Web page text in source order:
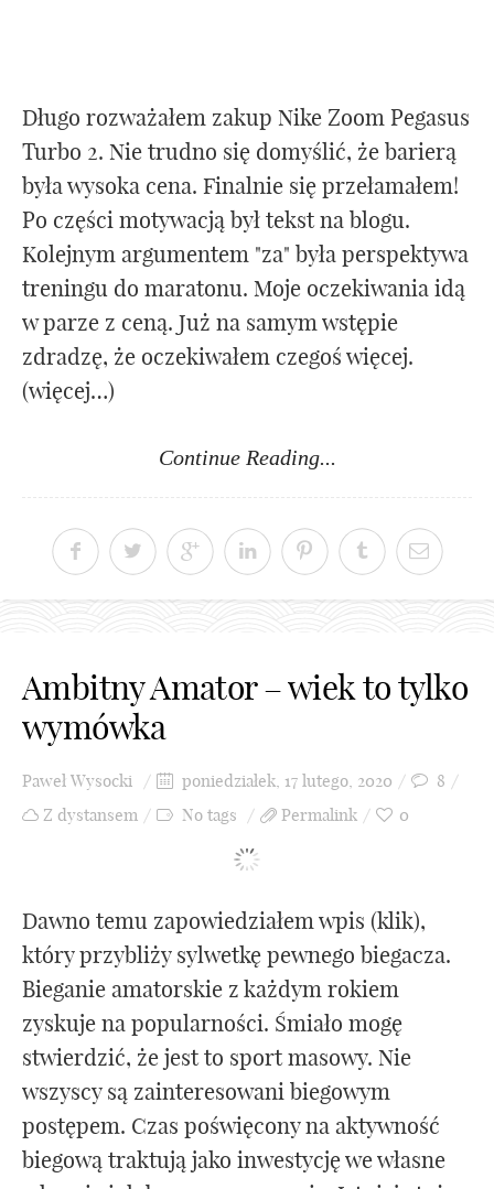
Newsletter
Współpraca
Trener biegania
Długo rozważałem zakup Nike Zoom Pegasus
Turbo 2. Nie trudno się domyślić, że barierą
była wysoka cena. Finalnie się przełamałem!
Po części motywacją był tekst na blogu.
Kolejnym argumentem "za" była perspektywa
treningu do maratonu. Moje oczekiwania idą
w parze z ceną. Już na samym wstępie
zdradzę, że oczekiwałem czegoś więcej.
(więcej…)
Continue Reading...
Ambitny Amator – wiek to tylko
wymówka
Paweł Wysocki poniedziałek, 17 lutego, 2020
8
Z dystansem
No tags Permalink 0
Dawno temu zapowiedziałem wpis (klik),
który przybliży sylwetkę pewnego biegacza.
Bieganie amatorskie z każdym rokiem
zyskuje na popularności. Śmiało mogę
stwierdzić, że jest to sport masowy. Nie
wszyscy są zainteresowani biegowym
postępem. Czas poświęcony na aktywność
biegową traktują jako inwestycję we własne